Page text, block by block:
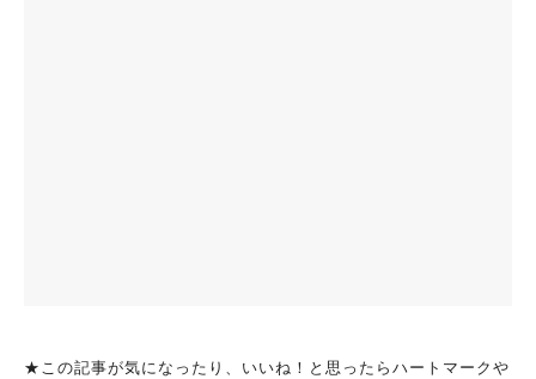
★この記事が気になったり、いいね！と思ったらハートマークや